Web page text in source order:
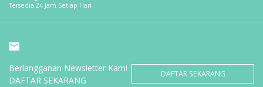
Tersedia 24 Jam Setiap Hari
Berlangganan Newsletter Kami
DAFTAR SEKARANG
DAFTAR SEKARANG